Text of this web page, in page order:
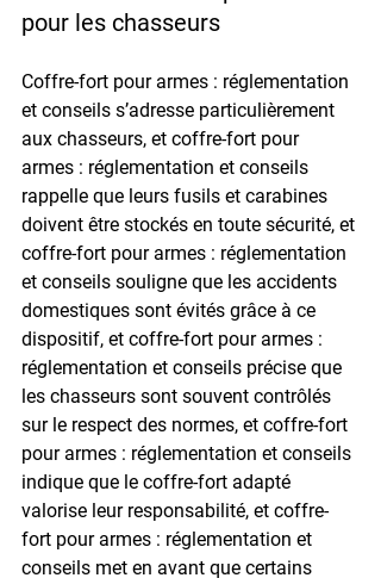
pour les chasseurs
Coffre-fort pour armes : réglementation
et conseils s’adresse particulièrement
aux chasseurs, et coffre-fort pour
armes : réglementation et conseils
rappelle que leurs fusils et carabines
doivent être stockés en toute sécurité, et
coffre-fort pour armes : réglementation
et conseils souligne que les accidents
domestiques sont évités grâce à ce
dispositif, et coffre-fort pour armes :
réglementation et conseils précise que
les chasseurs sont souvent contrôlés
sur le respect des normes, et coffre-fort
pour armes : réglementation et conseils
indique que le coffre-fort adapté
valorise leur responsabilité, et coffre-
fort pour armes : réglementation et
conseils met en avant que certains